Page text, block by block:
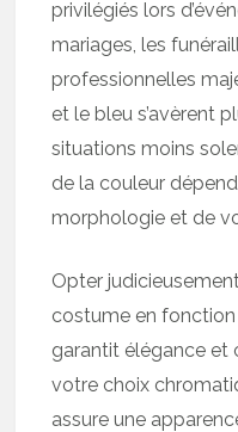
privilégiés lors
mariages, les
professionnelles
et le bleu s’avèrent
situations moins
de la couleur
morphologie et de
Opter
costume en
garantit élégance et
votre choix
assure une